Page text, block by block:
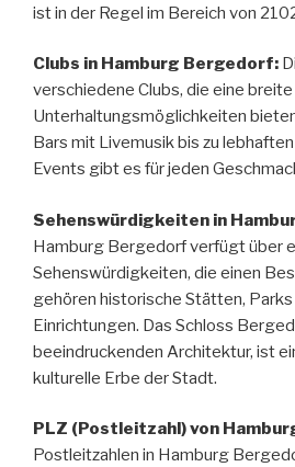
ist in der Regel im Bereich von
Clubs in Hamburg Bergedorf:
verschiedene Clubs, die eine
Unterhaltungsmöglichkeiten
Bars mit Livemusik bis zu
Events gibt es für jeden
Sehenswürdigkeiten in
Hamburg Bergedorf verfügt über
Sehenswürdigkeiten, die einen
gehören historische Stätten,
Einrichtungen. Das Schloss
beeindruckenden Architektur, ist
kulturelle Erbe der Stadt.
PLZ (Postleitzahl) von
Postleitzahlen in Hamburg